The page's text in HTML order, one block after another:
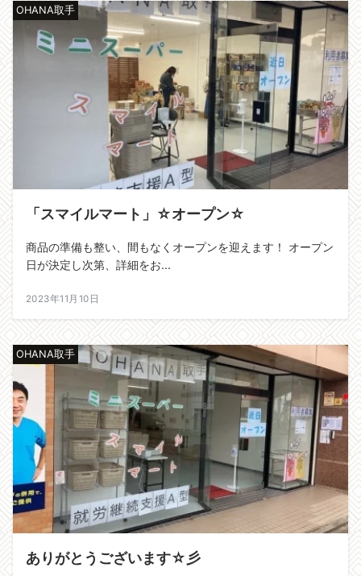
OHANA取手
「スマイルマート」☆オープン☆
商品の準備も整い、間もなくオープンを迎えます！ オープン
日が決定し次第、詳細をお...
2023年11月10日
OHANA取手
ありがとうございます☆彡